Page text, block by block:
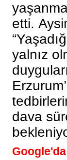
etti.
yalnız
dava
Google'da